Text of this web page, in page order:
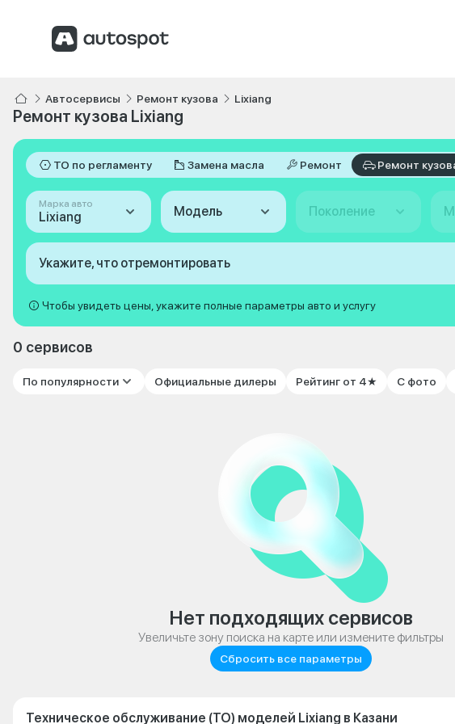
Автосервисы Ремонт кузова Lixiang
Ремонт кузова Lixiang
ТО по регламенту Замена масла Ремонт Ремонт
Марка авто
Lixiang Модель Поколение
Укажите, что отремонтировать
Чтобы увидеть цены, укажите полные параметры авто и услугу
0 сервисов
По популярности Официальные дилеры Рейтинг от 4★ С фото
Нет подходящих сервисов
Увеличьте зону поиска на карте или измените фильтры
Сбросить все параметры
Техническое обслуживание (ТО) моделей Lixiang в Казани